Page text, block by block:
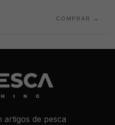
COMPRAR
artigos de pesca